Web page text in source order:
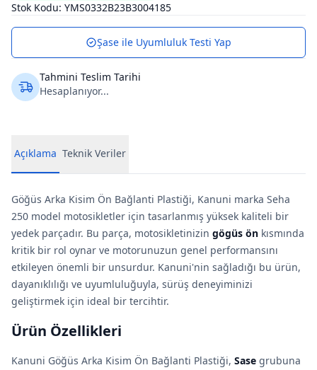
Stok Kodu: YMS0332B23B3004185
Şase ile Uyumluluk Testi Yap
Tahmini Teslim Tarihi
Hesaplanıyor...
Açıklama Teknik Veriler
Göğüs Arka Kisim Ön Bağlanti Plastiği, Kanuni marka Seha
250 model motosikletler için tasarlanmış yüksek kaliteli bir
yedek parçadır. Bu parça, motosikletinizin gögüs ön kısmında
kritik bir rol oynar ve motorunuzun genel performansını
etkileyen önemli bir unsurdur. Kanuni'nin sağladığı bu ürün,
dayanıklılığı ve uyumluluğuyla, sürüş deneyiminizi
geliştirmek için ideal bir tercihtir.
Ürün Özellikleri
Kanuni Göğüs Arka Kisim Ön Bağlanti Plastiği, Sase grubuna